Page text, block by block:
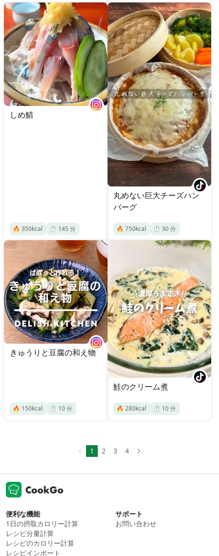
しめ鯖
🔥 350kcal ⏱️ 145 分
丸めない巨大チーズハン
バーグ
🔥 750kcal ⏱️ 30分
きゅうりと豆腐の和え物
🔥 150kcal ⏱️ 10分
鮭のクリーム煮
🔥 280kcal ⏱️ 10分
1 2 3 4
便利な機能
1日の摂取カロリー計算
レシピ分量計算
レシピのカロリー計算
レシピインポート
サポート
お問い合わせ